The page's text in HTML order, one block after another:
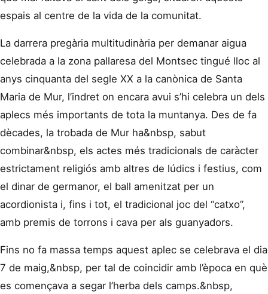
espais al centre de la vida de la comunitat.
La darrera pregària multitudinària per demanar aigua
celebrada a la zona pallaresa del Montsec tingué lloc al
anys cinquanta del segle XX a la canònica de Santa
Maria de Mur, l’indret on encara avui s’hi celebra un dels
aplecs més importants de tota la muntanya. Des de fa
dècades, la trobada de Mur ha&nbsp, sabut
combinar&nbsp, els actes més tradicionals de caràcter
estrictament religiós amb altres de lúdics i festius, com
el dinar de germanor, el ball amenitzat per un
acordionista i, fins i tot, el tradicional joc del “catxo”,
amb premis de torrons i cava per als guanyadors.
Fins no fa massa temps aquest aplec se celebrava el dia
7 de maig,&nbsp, per tal de coincidir amb l’època en què
es començava a segar l’herba dels camps.&nbsp,